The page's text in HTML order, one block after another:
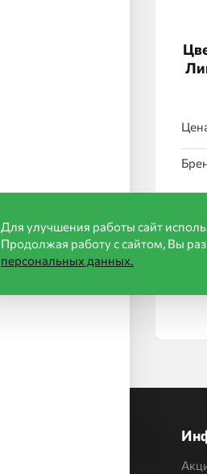
Для улучшения работы сайт
Продолжая работу с сайтом, Вы
персональных данных.